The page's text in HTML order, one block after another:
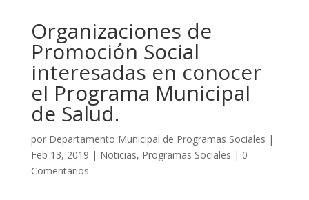
Organizaciones de
Promoción Social
interesadas en conocer
el Programa Municipal
de Salud.
por Departamento Municipal de Programas Sociales |
Feb 13, 2019 | Noticias, Programas Sociales | 0
Comentarios